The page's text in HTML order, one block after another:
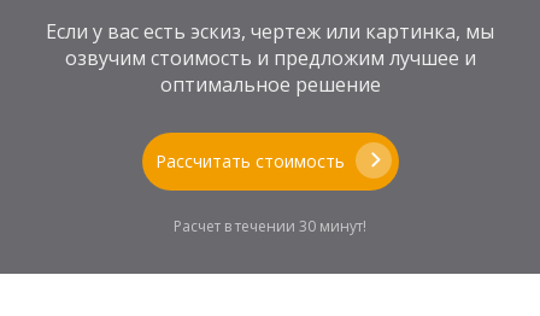
Если у вас есть эскиз, чертеж или картинка, мы
озвучим стоимость и предложим лучшее и
оптимальное решение
Рассчитать стоимость
Расчет в течении 30 минут!